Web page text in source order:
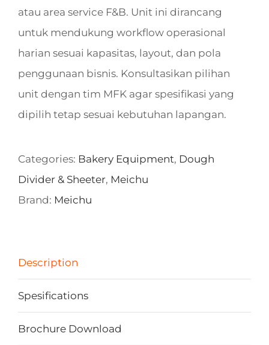
atau area service F&B. Unit ini dirancang
untuk mendukung workflow operasional
harian sesuai kapasitas, layout, dan pola
penggunaan bisnis. Konsultasikan pilihan
unit dengan tim MFK agar spesifikasi yang
dipilih tetap sesuai kebutuhan lapangan.
Categories: Bakery Equipment, Dough
Divider & Sheeter, Meichu
Brand: Meichu
Description
Spesifications
Brochure Download